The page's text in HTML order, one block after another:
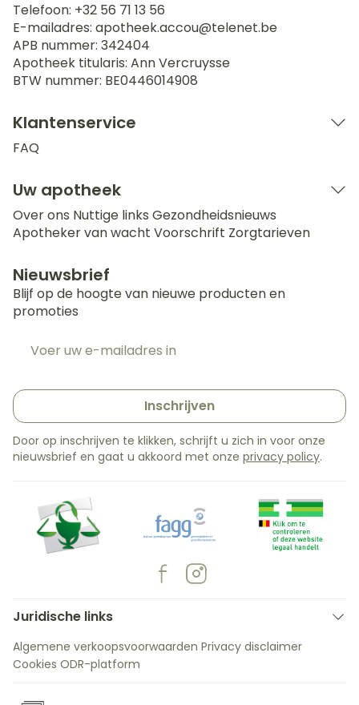
Telefoon: +32 56 71 13 56
E-mailadres: apotheek.accou@telenet.be
APB nummer: 342404
Apotheek titularis: Ann Vercruysse
BTW nummer: BE0446014908
Klantenservice
FAQ
Uw apotheek
Over ons Nuttige links Gezondheidsnieuws
Apotheker van wacht Voorschrift Zorgtarieven
Nieuwsbrief
Blijf op de hoogte van nieuwe producten en
promoties
Inschrijven
Door op inschrijven te klikken, schrijft u zich in voor onze
nieuwsbrief en gaat u akkoord met onze privacy policy.
Juridische links
Algemene verkoopsvoorwaarden Privacy disclaimer
Cookies ODR-platform